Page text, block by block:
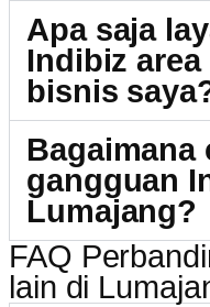
Apa saja
Indibiz
bisnis
Bagaimana
gangguan
Lumajang?
FAQ
lain di